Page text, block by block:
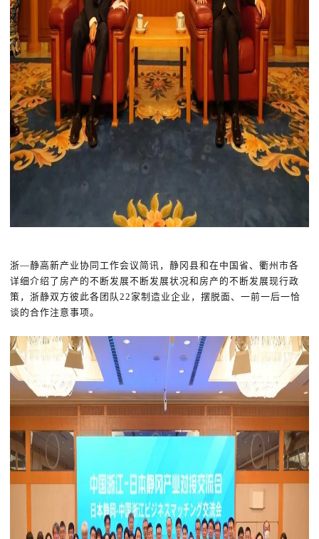
浙—静高新产业协同工作会议简讯，静冈县和在中国省、衢州市各
详细介绍了房产的不断发展不断发展状况和房产的不断发展现行政
策，浙静双方彼此各团队22家制造业企业，摆脱面、一前一后一恰
谈的合作注意事项。